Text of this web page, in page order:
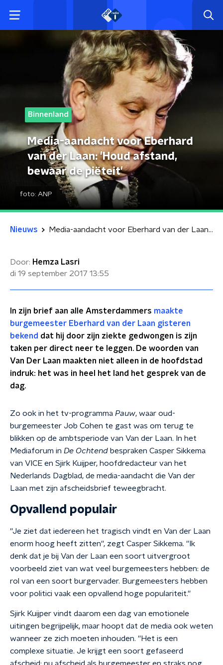
Binnenland
Media-aandacht voor Eberhard
van der Laan: 'Houd afstand,
bewaar de piëteit'
foto: ANP
Nieuws Media-aandacht voor Eberhard van der Laan: 'Houd afstand, bewaar de piëteit'
Door: Hemza Lasri
di 19 september 2017 13:55
In zijn brief aan alle Amsterdammers maakte
burgemeester Eberhard van der Laan gisteren
bekend dat hij door zijn ziekte gedwongen is zijn
taken per direct neer te leggen. De woorden van
Van Der Laan maakten niet alleen in de hoofdstad
indruk: het was in heel het land het gesprek van de
dag.
Zo ook in het tv-programma Pauw, waar oud-
burgemeester Job Cohen te gast was om terug te
blikken op de ambtsperiode van Van der Laan. In het
Mediaforum in De Ochtend bespraken Casper Sikkema
van VICE en Sjirk Kuijper, hoofdredacteur van het
Nederlands Dagblad, de media-aandacht die Van der
Laan met zijn afscheidsbrief teweegbracht.
Opvallend populair
''Je ziet dat iedereen het tragisch vindt en Van der Laan
enorm hoog heeft zitten'', zegt Casper Sikkema. ''Ik
denk dat je bij Van der Laan een soort uitvergroot
voorbeeld ziet van wat veel burgemeesters hebben: de
rol van een soort burgervader. Burgemeesters hebben
voor politici vaak een opvallend hoge populariteit.''
Sjirk Kuijper vindt daarom een dag van emotionele
uitingen begrijpelijk, maar hoopt dat de media ook weten
wanneer ze zich moeten inhouden. ''Het is een
complexe situatie. Je krijgt een soort gefaseerd